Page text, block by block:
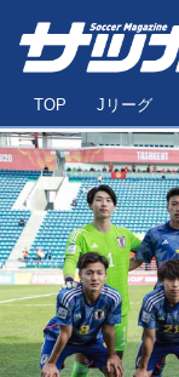
TOP Jリーグ